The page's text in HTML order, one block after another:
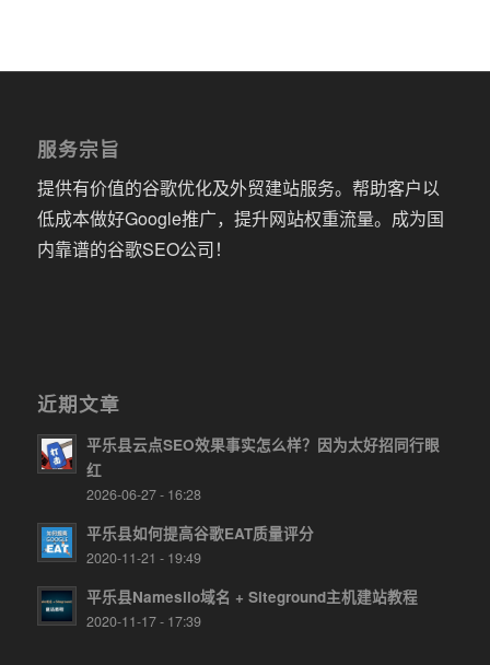
服务宗旨
提供有价值的谷歌优化及外贸建站服务。帮助客户以
低成本做好Google推广，提升网站权重流量。成为国
内靠谱的谷歌SEO公司！
近期文章
平乐县云点SEO效果事实怎么样？因为太好招同行眼
红
2026-06-27 - 16:28
平乐县如何提高谷歌EAT质量评分
2020-11-21 - 19:49
平乐县Namesilo域名 + Siteground主机建站教程
2020-11-17 - 17:39